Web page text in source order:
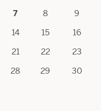
7 8
9
14 15
16
21 22
23
28 29
30